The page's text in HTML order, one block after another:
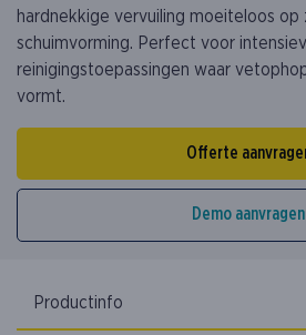
hardnekkige vervuiling moeiteloos
schuimvorming. Perfect voor
reinigingstoepassingen waar
vormt.
Offerte
Demo aanvragen
Productinfo